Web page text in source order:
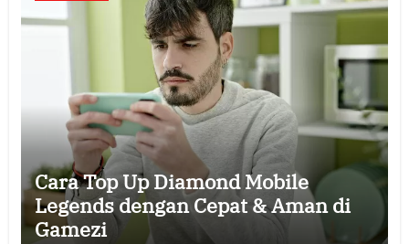
Cara Top Up Diamond Mobile
Legends dengan Cepat & Aman di
Gamezi